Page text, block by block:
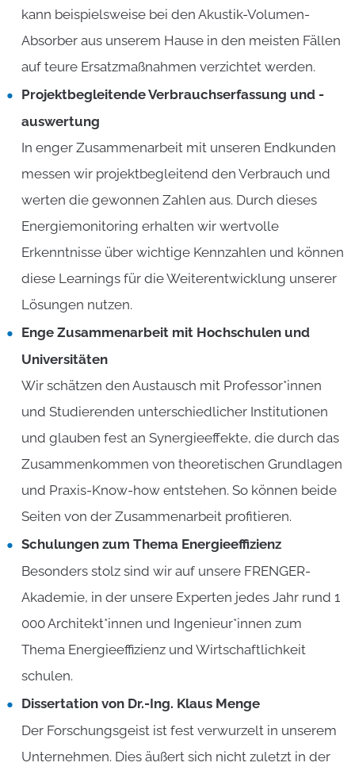
kann beispielsweise bei den Akustik-Volumen-
Absorber aus unserem Hause in den meisten Fällen
auf teure Ersatzmaßnahmen verzichtet werden.
Projektbegleitende Verbrauchserfassung und -
auswertung
In enger Zusammenarbeit mit unseren Endkunden
messen wir projektbegleitend den Verbrauch und
werten die gewonnen Zahlen aus. Durch dieses
Energiemonitoring erhalten wir wertvolle
Erkenntnisse über wichtige Kennzahlen und können
diese Learnings für die Weiterentwicklung unserer
Lösungen nutzen.
Enge Zusammenarbeit mit Hochschulen und
Universitäten
Wir schätzen den Austausch mit Professor*innen
und Studierenden unterschiedlicher Institutionen
und glauben fest an Synergieeffekte, die durch das
Zusammenkommen von theoretischen Grundlagen
und Praxis-Know-how entstehen. So können beide
Seiten von der Zusammenarbeit profitieren.
Schulungen zum Thema Energieeffizienz
Besonders stolz sind wir auf unsere FRENGER-
Akademie, in der unsere Experten jedes Jahr rund 1
000 Architekt*innen und Ingenieur*innen zum
Thema Energieeffizienz und Wirtschaftlichkeit
schulen.
Dissertation von Dr.-Ing. Klaus Menge
Der Forschungsgeist ist fest verwurzelt in unserem
Unternehmen. Dies äußert sich nicht zuletzt in der